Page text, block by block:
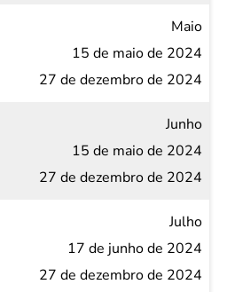
Maio
15 de maio de 2024
27 de dezembro de 2024
Junho
15 de maio de 2024
27 de dezembro de 2024
Julho
17 de junho de 2024
27 de dezembro de 2024